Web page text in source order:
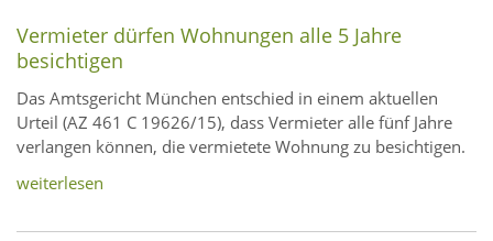
Vermieter dürfen Wohnungen alle 5 Jahre
besichtigen
Das Amtsgericht München entschied in einem aktuellen
Urteil (AZ 461 C 19626/15), dass Vermieter alle fünf Jahre
verlangen können, die vermietete Wohnung zu besichtigen.
weiterlesen